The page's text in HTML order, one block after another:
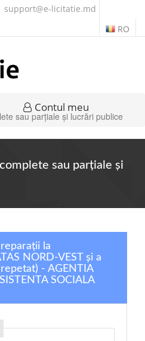
support@e-licitatie.md
RO
Contul meu
sau parţiale şi lucrări publice
sau parţiale şi
la
NORD-VEST și a
- AGENTIA
SOCIALA